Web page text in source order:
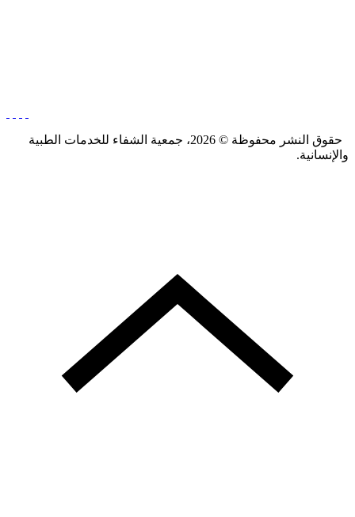
حقوق النشر محفوظة © 2026، جمعية الشفاء للخدمات الطبية
والإنسانية.